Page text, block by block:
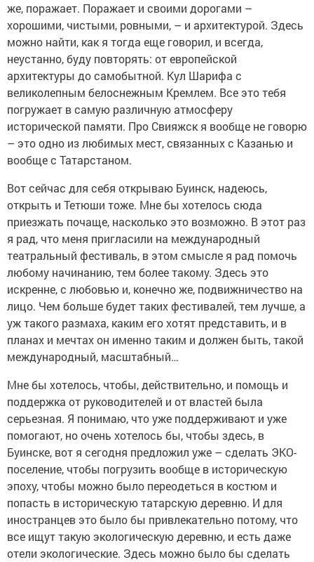
же, поражает. Поражает и своими дорогами –
хорошими, чистыми, ровными, – и архитектурой. Здесь
можно найти, как я тогда еще говорил, и всегда,
неустанно, буду повторять: от европейской
архитектуры до самобытной. Кул Шарифа с
великолепным белоснежным Кремлем. Все это тебя
погружает в самую различную атмосферу
исторической памяти. Про Свияжск я вообще не говорю
– это одно из любимых мест, связанных с Казанью и
вообще с Татарстаном.
Вот сейчас для себя открываю Буинск, надеюсь,
открыть и Тетюши тоже. Мне бы хотелось сюда
приезжать почаще, насколько это возможно. В этот раз
я рад, что меня пригласили на международный
театральный фестиваль, в этом смысле я рад помочь
любому начинанию, тем более такому. Здесь это
искренне, с любовью и, конечно же, подвижничество на
лицо. Чем больше будет таких фестивалей, тем лучше, а
уж такого размаха, каким его хотят представить, и в
планах и мечтах он именно таким и должен быть, такой
международный, масштабный…
Мне бы хотелось, чтобы, действительно, и помощь и
поддержка от руководителей и от властей была
серьезная. Я понимаю, что уже поддерживают и уже
помогают, но очень хотелось бы, чтобы здесь, в
Буинске, вот я сегодня предложил уже – сделать ЭКО-
поселение, чтобы погрузить вообще в историческую
эпоху, чтобы можно было переодеться в костюм и
попасть в историческую татарскую деревню. И для
иностранцев это было бы привлекательно потому, что
все ищут такую экологическую деревню, и есть даже
отели экологические. Здесь можно было бы сделать